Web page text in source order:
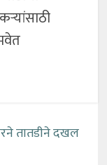
तातडीने दखल